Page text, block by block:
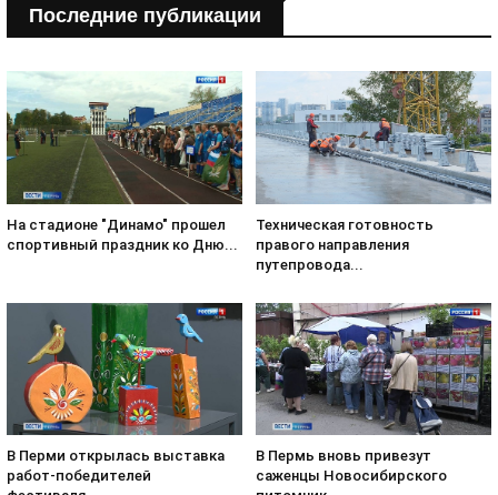
Последние публикации
На стадионе "Динамо" прошел
спортивный праздник ко Дню...
Техническая готовность
правого направления
путепровода...
В Перми открылась выставка
работ-победителей
В Пермь вновь привезут
саженцы Новосибирского